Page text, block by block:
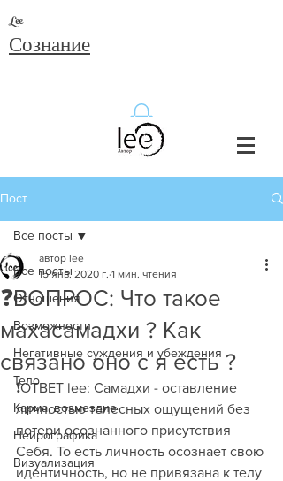
Lee
Сознание
Пост
Все посты
Отношения
Возможности
Негативные суждения и убеждения
Тело
Карма, возмездие
Нейрографика
Визуализация
Все посты
❓ВОПРОС: Что такое
махасамадхи ? Как
связано оно с я есть ?
автор lee
15 янв. 2020 г. 1 мин. чтения
❗️ОТВЕТ lee: Самадхи - оставление
личностью телесных ощущений без
потери осознанного присутствия
Себя. То есть личность осознает свою
идентичность, но не привязана к телу